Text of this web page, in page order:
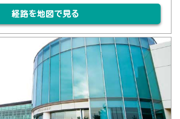
経路を地図で見る